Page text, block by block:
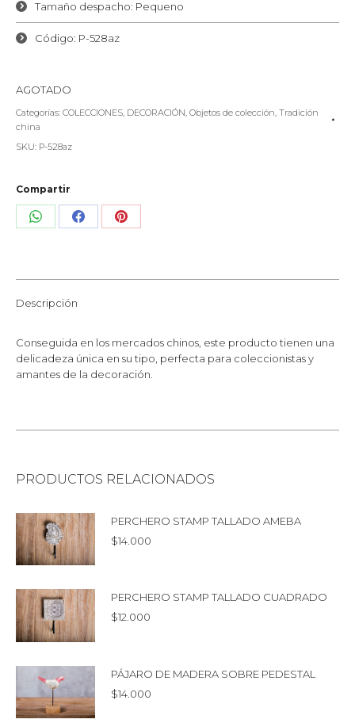
Tamaño despacho: Pequeno
Código: P-528az
AGOTADO
Categorías: COLECCIONES DECORACIÓN Objetos de colección Tradición
china
SKU: P-528az
Compartir
Share Share Share
Descripción
Conseguida en los mercados chinos, este producto tienen una
delicadeza única en su tipo, perfecta para coleccionistas y
amantes de la decoración.
PRODUCTOS RELACIONADOS
PERCHERO STAMP TALLADO AMEBA
$14.000
PERCHERO STAMP TALLADO CUADRADO
$12.000
PÁJARO DE MADERA SOBRE PEDESTAL
$14.000